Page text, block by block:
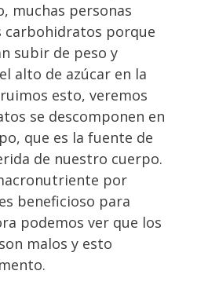
muchas personas
porque
subir de peso y
alto de azúcar en la
esto, veremos
se descomponen en
que es la fuente de
de nuestro cuerpo.
por
beneficioso para
podemos ver que los
malos y esto